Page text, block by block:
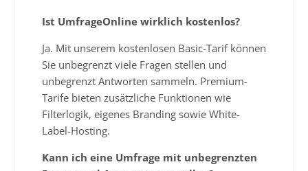
Ist UmfrageOnline wirklich kostenlos?
Ja. Mit unserem kostenlosen Basic-Tarif können
Sie unbegrenzt viele Fragen stellen und
unbegrenzt Antworten sammeln. Premium-
Tarife bieten zusätzliche Funktionen wie
Filterlogik, eigenes Branding sowie White-
Label-Hosting.
Kann ich eine Umfrage mit unbegrenzten